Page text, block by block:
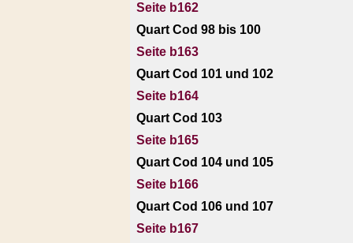
Seite b162
Quart Cod 98 bis 100
Seite b163
Quart Cod 101 und 102
Seite b164
Quart Cod 103
Seite b165
Quart Cod 104 und 105
Seite b166
Quart Cod 106 und 107
Seite b167